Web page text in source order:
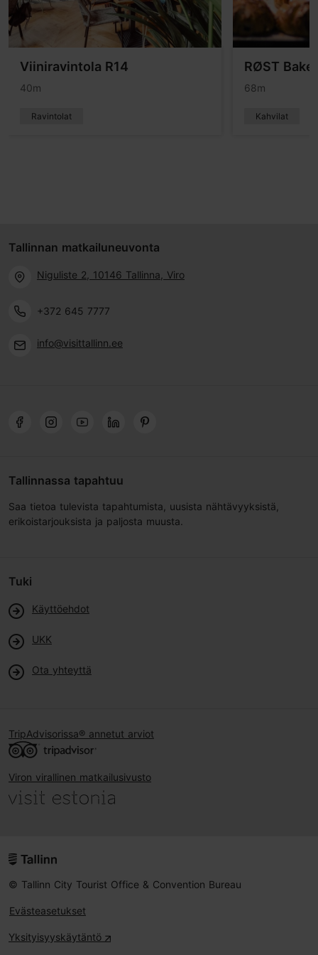
Viiniravintola R14
40m
Ravintolat
RØST
68m
Kahvilat
Tallinnan matkailuneuvonta
Niguliste 2, 10146 Tallinna, Viro
+372 645 7777
info@visittallinn.ee
Tallinnassa tapahtuu
Saa tietoa tulevista tapahtumista, uusista nähtävyyksistä,
erikoistarjouksista ja paljosta muusta.
Tuki
Käyttöehdot
UKK
Ota yhteyttä
TripAdvisorissa® annetut arviot
Viron virallinen matkailusivusto
© Tallinn City Tourist Office & Convention Bureau
Evästeasetukset
Yksityisyyskäytäntö